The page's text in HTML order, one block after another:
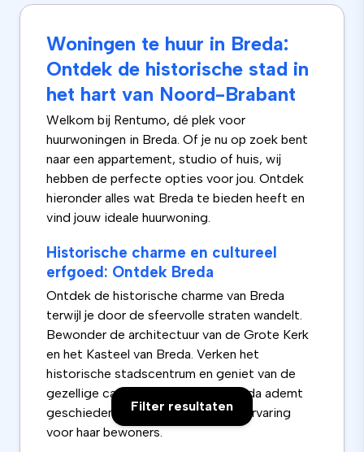
Filter resultaten
Woningen te huur in Breda:
Ontdek de historische stad in
het hart van Noord-Brabant
Welkom bij Rentumo, dé plek voor
huurwoningen in Breda. Of je nu op zoek bent
naar een appartement, studio of huis, wij
hebben de perfecte opties voor jou. Ontdek
hieronder alles wat Breda te bieden heeft en
vind jouw ideale huurwoning.
Historische charme en cultureel
erfgoed: Ontdek Breda
Ontdek de historische charme van Breda
terwijl je door de sfeervolle straten wandelt.
Bewonder de architectuur van de Grote Kerk
en het Kasteel van Breda. Verken het
historische stadscentrum en geniet van de
gezellige cafés en restaurants. Breda ademt
geschiedenis en biedt een unieke ervaring
voor haar bewoners.